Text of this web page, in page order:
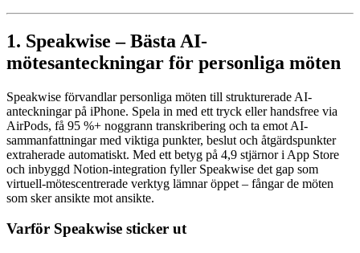
1. Speakwise – Bästa AI-
mötesanteckningar för personliga möten
Speakwise förvandlar personliga möten till strukturerade AI-
anteckningar på iPhone. Spela in med ett tryck eller handsfree via
AirPods, få 95 %+ noggrann transkribering och ta emot AI-
sammanfattningar med viktiga punkter, beslut och åtgärdspunkter
extraherade automatiskt. Med ett betyg på 4,9 stjärnor i App Store
och inbyggd Notion-integration fyller Speakwise det gap som
virtuell-mötescentrerade verktyg lämnar öppet – fångar de möten
som sker ansikte mot ansikte.
Varför Speakwise sticker ut